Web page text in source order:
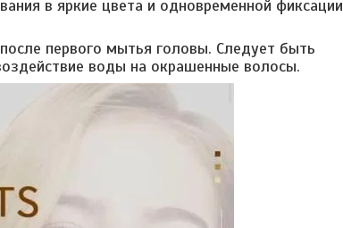
в яркие цвета и одновременной фиксации
первого мытья головы. Следует быть
воды на окрашенные волосы.